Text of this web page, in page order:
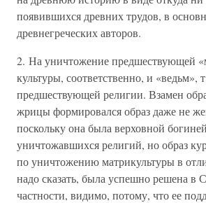
появившихся древних трудов, в
древнегреческих авторов.
2. На уничтожение предшествующей
культуры, соответственно, и «ведьм»,
предшествующей религии. Взамен
жрицы формировался образ даже не
поскольку она была верховной
уничтожавшихся религий, но образ
по уничтожению матрикультуры в
надо сказать, была успешно решена в
частности, видимо, потому, что ее